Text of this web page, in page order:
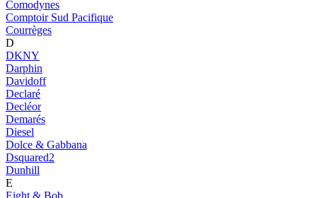
Comodynes
Comptoir Sud Pacifique
Courrèges
D
DKNY
Darphin
Davidoff
Declaré
Decléor
Demarés
Diesel
Dolce & Gabbana
Dsquared2
Dunhill
E
Eight & Bob